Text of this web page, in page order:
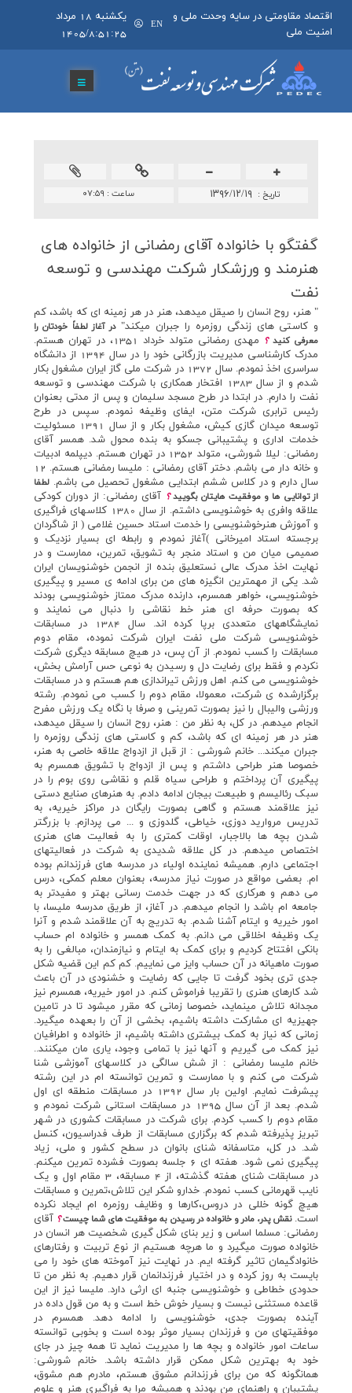
اقتصاد مقاومتی در سایه وحدت ملی و
امنیت ملی
EN
يکشنبه 18 مرداد
1405/8:51:25
ساعت : ۰۷:۵۹ تاريخ : ۱۳۹۶/۱۲/۱۹
گفتگو با خانواده آقای رمضانی از خانواده های
هنرمند و ورزشكار شركت مهندسی و توسعه
نفت
" هنر، روح انسان را صيقل ميدهد، هنر در هر زمينه اي که باشد، کم
و کاستي هاي زندگي روزمره را جبران ميکند"در آغاز لطفاً خودتان را
معرفي كنيد ؟
مهدي رمضاني متولد خرداد 1351، در تهران هستم.
مدرک کارشناسي مديريت بازرگاني خود را در سال 1394 از دانشگاه
سراسري اخذ نمودم. سال 1372 در شرکت ملي گاز ايران مشغول بکار
شدم و از سال 1383 افتخار همکاري با شرکت مهندسي و توسعه
نفت را دارم. در ابتدا در طرح مسجد سليمان و پس از مدتي بعنوان
رئيس ترابري شرکت متن، ايفاي وظيفه نمودم. سپس در طرح
توسعه ميدان گازي کيش، مشغول بکار و از سال 1391 مسئوليت
خدمات اداري و پشتيباني جسکو به بنده محول شد. همسر آقاي
رمضاني: ليلا شورشي، متولد 1352 در تهران هستم. ديپلمه ادبيات
و خانه دار مي باشم. دختر آقاي رمضاني : مليسا رمضاني هستم. 12
سال دارم و در کلاس ششم ابتدايي مشغول تحصيل مي باشم. لطفا
از توانايي ها و موفقيت هايتان بگوييد؟ آقاي رمضاني: از دوران کودکي
علاقه وافري به خوشنويسي داشتم. از سال 1380 کلاسهاي فراگيري
و آموزش هنرخوشنويسي را خدمت استاد حسين غلامي ( از شاگردان
برجسته استاد اميرخاني )آغاز نمودم و رابطه اي بسيار نزديک و
صميمي ميان من و استاد منجر به تشويق، تمرين، ممارست و در
نهايت اخذ مدرک عالي نستعليق بنده از انجمن خوشنويسان ايران
شد. يکي از مهمترين انگيزه هاي من براي ادامه ي مسير و پيگيري
خوشنويسي، خواهر همسرم، دارنده مدرک ممتاز خوشنويسي بودند
که بصورت حرفه اي هنر خط نقاشي را دنبال مي نمايند و
نمايشگاههاي متعددي برپا کرده اند. سال 1384 در مسابقات
خوشنويسي شرکت ملي نفت ايران شرکت نموده، مقام دوم
مسابقات را کسب نمودم. از آن پس، در هيچ مسابقه ديگري شرکت
نکردم و فقط براي رضايت دل و رسيدن به نوعي حس آرامش بخش،
خوشنويسي مي کنم. اهل ورزش تيراندازي هم هستم و در مسابقات
برگزارشده ي شرکت، معمولا، مقام دوم را کسب مي نمودم. رشته
ورزشي واليبال را نيز بصورت تمريني و صرفا با نگاه يک ورزش مفرح
انجام ميدهم. در کل، به نظر من : هنر، روح انسان را سيقل ميدهد،
هنر در هر زمينه اي که باشد، کم و کاستي هاي زندگي روزمره را
جبران ميکند... خانم شورشي : از قبل از ازدواج علاقه خاصي به هنر،
خصوصا هنر طراحي داشتم و پس از ازدواج با تشويق همسرم به
پيگيري آن پرداختم و طراحي سياه قلم و نقاشي روي بوم را در
سبک رئاليسم و طبيعت بيجان ادامه دادم. به هنرهاي صنايع دستي
نيز علاقمند هستم و گاهي بصورت رايگان در مراکز خيريه، به
تدريس مرواريد دوزي، خياطي، گلدوزي و ... مي پردازم. با بزرگتر
شدن بچه ها بالاجبار، اوقات کمتري را به فعاليت هاي هنري
اختصاص ميدهم. در کل علاقه شديدي به شرکت در فعاليتهاي
اجتماعي دارم. هميشه نماينده اولياء در مدرسه هاي فرزندانم بوده
ام. بعضي مواقع در صورت نياز مدرسه، بعنوان معلم کمکي، درس
مي دهم و هرکاري که در جهت خدمت رساني بهتر و مفيدتر به
جامعه ام باشد را انجام ميدهم. در آغاز، از طريق مدرسه مليسا، با
امور خيريه و ايتام آشنا شدم. به تدريج به آن علاقمند شدم و آنرا
يک وظيفه اخلاقي مي دانم. به کمک همسر و خانواده ام حساب
بانکي افتتاح کرديم و براي کمک به ايتام و نيازمندان، مبالغي را به
صورت ماهيانه در آن حساب وايز مي نماييم. کم کم اين قضيه شکل
جدي تري بخود گرفت تا جايي که رضايت و خشنودي در آن باعث
شد کارهاي هنري را تقريبا فراموش کنم. در امور خيريه، همسرم نيز
مجدانه تلاش مينمايد، خصوصا زماني که مقرر ميشود تا در تامين
جهيزيه اي مشارکت داشته باشيم، بخشي از آن را بعهده ميگيرد.
زماني که نياز به کمک بيشتري داشته باشيم، از خانواده و اطرافيان
نيز کمک مي گيريم و آنها نيز با تمامي وجود، ياري مان ميکنند..
خانم مليسا رمضاني : از شش سالگي در کلاسهاي آموزشي شنا
شرکت مي کنم و با ممارست و تمرين توانسته ام در اين رشته
پيشرفت نمايم. اولين بار سال 1392 در مسابقات منطقه اي اول
شدم. بعد از آن سال 1395 در مسابقات استاني شرکت نمودم و
مقام دوم را کسب کردم. براي شرکت در مسابقات کشوري در شهر
تبريز پذيرفته شدم که برگزاري مسابقات از طرف فدراسيون، کنسل
شد. در کل، متاسفانه شناي بانوان در سطح کشور و ملي، زياد
پيگيري نمي شود. هفته اي 6 جلسه بصورت فشرده تمرين ميکنم.
در مسابقات شناي هفته گذشته، از 4 مسابقه، 3 مقام اول و يک
نايب قهرماني کسب نمودم. خدارو شکر اين تلاش،تمرين و مسابقات
هيچ گونه خللي در دروس،کارها و وظايف روزمره ام ايجاد نکرده
است.نقش پدر، مادر و خانواده در رسيدن به موفقيت هاي شما چيست؟ آقاي
رمضاني: مسلما اساس و زير بناي شکل گيري شخصيت هر انسان در
خانواده صورت ميگيرد و ما هرچه هستيم از نوع تربيت و رفتارهاي
خانوادگيمان تاثير گرفته ايم. در نهايت نيز آموخته هاي خود را مي
بايست به روز کرده و در اختيار فرزندانمان قرار دهيم. به نظر من تا
حدودي خطاطي و خوشنويسي جنبه اي ارثي دارد. مليسا نيز از اين
قاعده مستثني نيست و بسيار خوش خط است و به من قول داده در
آينده بصورت جدي، خوشنويسي را ادامه دهد. همسرم در
موفقيتهاي من و فرزندان بسيار موثر بوده است و بخوبي توانسته
ساعات امور خانواده و بچه ها را مديريت نمايد تا همه چيز در جاي
خود به بهترين شکل ممکن قرار داشته باشد. خانم شورشي:
همانگونه که من براي فرزندانم مشوق هستم، مادرم هم مشوق،
پشتيبان و راهنماي من بودند و هميشه مرا به فراگيري هنر و علوم